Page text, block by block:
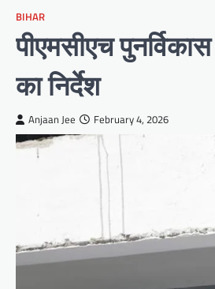
BIHAR
पीएमसीएच
का निर्देश
Anjaan Jee February 4, 2026